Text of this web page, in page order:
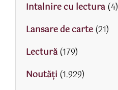
Intalnire cu lectura(4)
Lansare de carte(21)
Lectură(179)
Noutăți (1.929)